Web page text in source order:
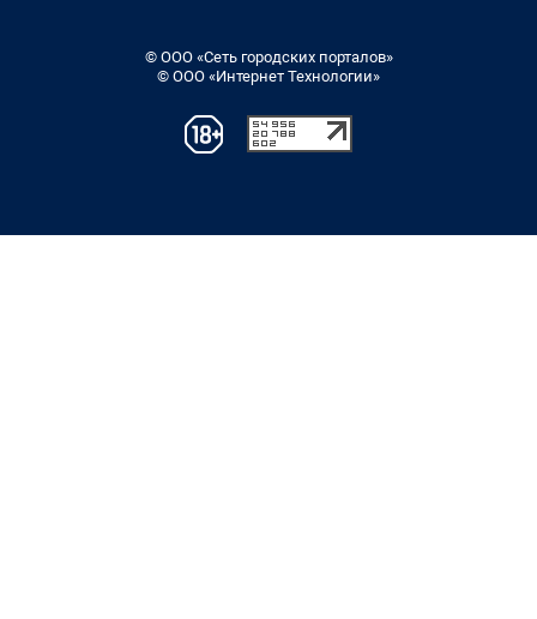
© ООО «Сеть городских порталов»
© ООО «Интернет Технологии»